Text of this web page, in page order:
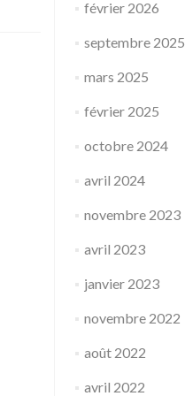
février 2026
septembre 2025
mars 2025
février 2025
octobre 2024
avril 2024
novembre 2023
avril 2023
janvier 2023
novembre 2022
août 2022
avril 2022